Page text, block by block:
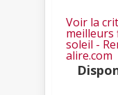
Voir la
meilleurs
soleil -
alire.com